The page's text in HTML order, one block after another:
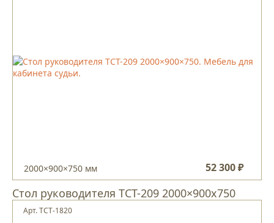
2000×900×750 мм 52 300 ₽
Cтол руководителя ТCT-209 2000×900х750
Арт. TCT-1820